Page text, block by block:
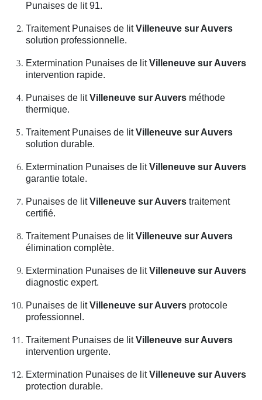
Punaises de lit 91.
Traitement Punaises de litVilleneuve sur Auvers
solution professionnelle.
Extermination Punaises de litVilleneuve sur Auvers
intervention rapide.
Punaises de litVilleneuve sur Auvers méthode
thermique.
Traitement Punaises de litVilleneuve sur Auvers
solution durable.
Extermination Punaises de litVilleneuve sur Auvers
garantie totale.
Punaises de litVilleneuve sur Auvers traitement
certifié.
Traitement Punaises de litVilleneuve sur Auvers
élimination complète.
Extermination Punaises de litVilleneuve sur Auvers
diagnostic expert.
Punaises de litVilleneuve sur Auvers protocole
professionnel.
Traitement Punaises de litVilleneuve sur Auvers
intervention urgente.
Extermination Punaises de litVilleneuve sur Auvers
protection durable.